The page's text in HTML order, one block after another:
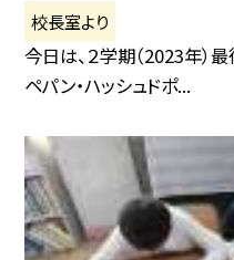
校長室より
今日は、２学期（2023年）
ペパン・ハッシュドポ...